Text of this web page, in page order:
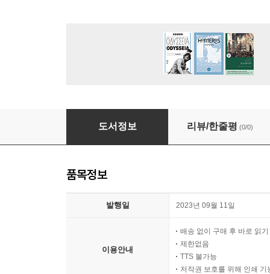
5분의 기적
도서정보 리뷰/한줄평 (0/0)
품목정보
발행일 2023년 09월 11일
이용안내
배송 없이 구매 후 바로 읽기
제한없음
TTS 불가능
저작권 보호를 위해 인쇄 기